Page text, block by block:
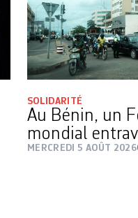
SOLIDARITÉ
Au Bénin, un
mondial
MERCREDI 5 AOÛT 2026